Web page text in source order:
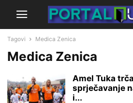
Tagovi Medica Zenica
Medica Zenica
Amel Tuka
sprječavanje
i...